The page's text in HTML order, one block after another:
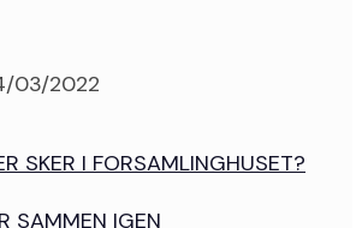
03/2022
SKER I FORSAMLINGHUSET?
SAMMEN IGEN